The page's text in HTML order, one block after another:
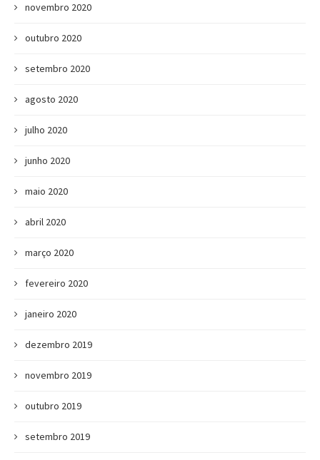
novembro 2020
outubro 2020
setembro 2020
agosto 2020
julho 2020
junho 2020
maio 2020
abril 2020
março 2020
fevereiro 2020
janeiro 2020
dezembro 2019
novembro 2019
outubro 2019
setembro 2019